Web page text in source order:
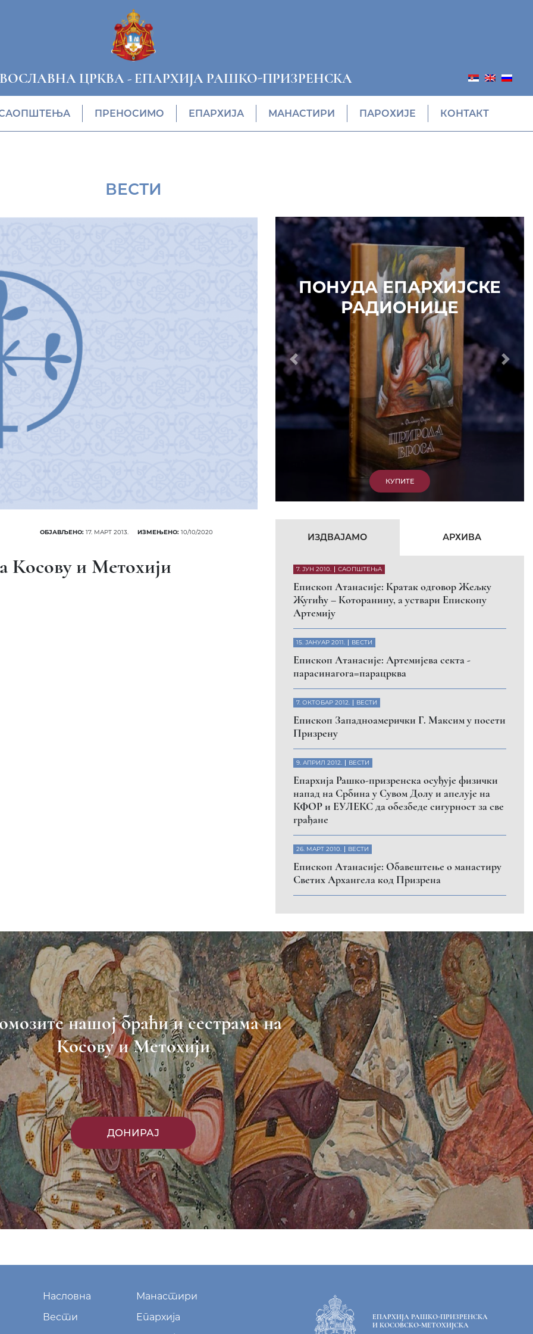
ЦРКВА- ЕПАРХИЈА РАШКО-ПРИЗРЕНСКА
ПРЕНОСИМО ЕПАРХИЈА МАНАСТИРИ ПАРОХИЈЕ КОНТАКТ
ВЕСТИ
ОБЈАВЉЕНО: 17. МАРТ 2013. ИЗМЕЊЕНО: 10/10/2020
Косову и Метохији
ПОНУДА ЕПАРХИЈСКЕ
ПОНУДА ЕПАРХИЈСКЕ
РАДИОНИЦЕ
КУПИТЕ
Prethodni
ИЗДВАЈАМО АРХИВА
7. ЈУН 2010. САОПШТЕЊА
Eпископ Атанасије: Кратак одговор Жељку
Жугићу – Которанину, а уствари Епископу
Артемију
15. ЈАНУАР 2011. ВЕСТИ
Eпископ Атанасије: Артемијева секта -
парасинагога=парацрква
7. ОКТОБАР 2012. ВЕСТИ
Eпископ Западноамерички Г. Максим у посети
Призрену
9. АПРИЛ 2012. ВЕСТИ
Eпархија Рашко-призренска осуђује физички
напад на Србина у Сувом Долу и апелује на
КФОР и ЕУЛЕКС да обезбеде сигурност за све
грађане
26. МАРТ 2010. ВЕСТИ
Eпископ Атанасије: Обавештење о манастиру
Светих Архангела код Призрена
нашој браћи и сестрама на
Косову и Метохији
ДОНИРАЈ
Насловна
Манастири
Вести
Епархија
ЕПАРХИЈА РАШКО-ПРИЗРЕНСКА
И КОСОВСКО-МЕТОХИЈСКА